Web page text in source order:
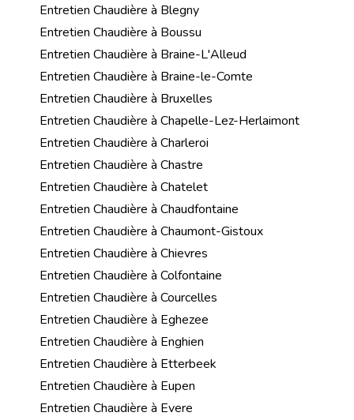
Entretien Chaudière à Blegny
Entretien Chaudière à Boussu
Entretien Chaudière à Braine-L'Alleud
Entretien Chaudière à Braine-le-Comte
Entretien Chaudière à Bruxelles
Entretien Chaudière à Chapelle-Lez-Herlaimont
Entretien Chaudière à Charleroi
Entretien Chaudière à Chastre
Entretien Chaudière à Chatelet
Entretien Chaudière à Chaudfontaine
Entretien Chaudière à Chaumont-Gistoux
Entretien Chaudière à Chievres
Entretien Chaudière à Colfontaine
Entretien Chaudière à Courcelles
Entretien Chaudière à Eghezee
Entretien Chaudière à Enghien
Entretien Chaudière à Etterbeek
Entretien Chaudière à Eupen
Entretien Chaudière à Evere